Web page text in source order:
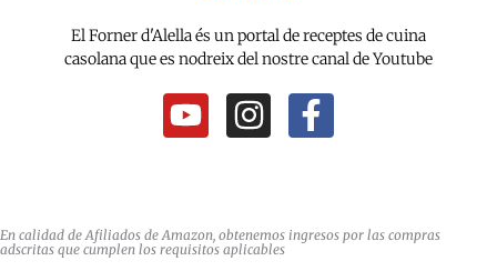
El Forner d'Alella és un portal de receptes de cuina
casolana que es nodreix del nostre canal de Youtube
Y
o
u
I
n
a
F
a
b
En calidad de Afiliados de Amazon, obtenemos ingresos por las compras
adscritas que cumplen los requisitos aplicables